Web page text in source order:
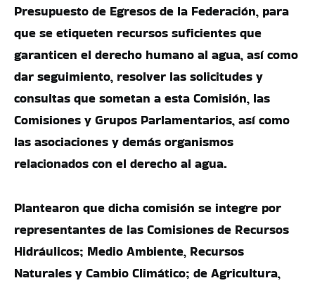
Presupuesto de Egresos de la Federación, para
que se etiqueten recursos suficientes que
garanticen el derecho humano al agua, así como
dar seguimiento, resolver las solicitudes y
consultas que sometan a esta Comisión, las
Comisiones y Grupos Parlamentarios, así como
las asociaciones y demás organismos
relacionados con el derecho al agua.
Plantearon que dicha comisión se integre por
representantes de las Comisiones de Recursos
Hidráulicos; Medio Ambiente, Recursos
Naturales y Cambio Climático; de Agricultura,